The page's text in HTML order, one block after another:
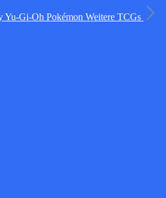
Yu-Gi-Oh Pokémon Weitere TCGs